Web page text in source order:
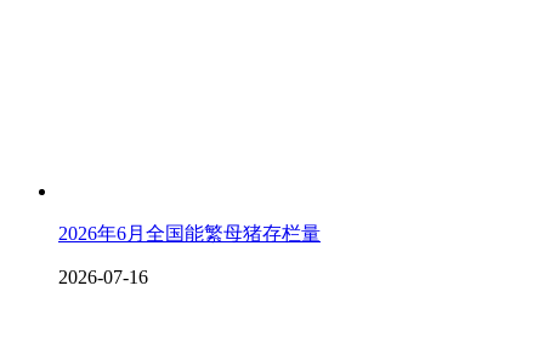
2026年6月全国能繁母猪存栏量
2026-07-16